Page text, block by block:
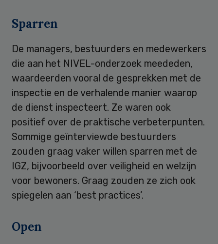
Sparren
De managers, bestuurders en medewerkers
die aan het NIVEL-onderzoek meededen,
waardeerden vooral de gesprekken met de
inspectie en de verhalende manier waarop
de dienst inspecteert. Ze waren ook
positief over de praktische verbeterpunten.
Sommige geïnterviewde bestuurders
zouden graag vaker willen sparren met de
IGZ, bijvoorbeeld over veiligheid en welzijn
voor bewoners. Graag zouden ze zich ook
spiegelen aan ‘best practices’.
Open